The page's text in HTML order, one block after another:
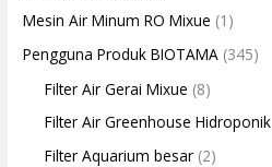
Mesin Air Minum RO Mixue (1)
Pengguna Produk BIOTAMA (345)
Filter Air Gerai Mixue (8)
Filter Air Greenhouse Hidroponik
Filter Aquarium besar (2)